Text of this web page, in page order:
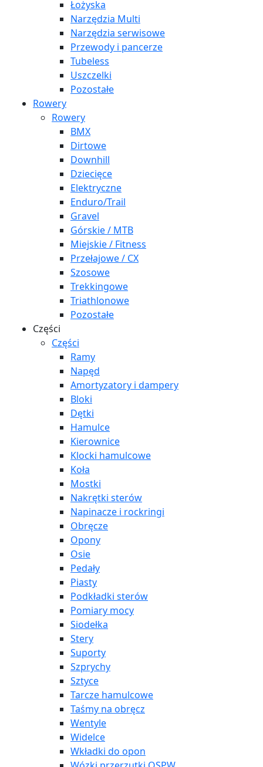
Łożyska
Narzędzia Multi
Narzędzia serwisowe
Przewody i pancerze
Tubeless
Uszczelki
Pozostałe
Rowery
Rowery
BMX
Dirtowe
Downhill
Dziecięce
Elektryczne
Enduro/Trail
Gravel
Górskie / MTB
Miejskie / Fitness
Przełajowe / CX
Szosowe
Trekkingowe
Triathlonowe
Pozostałe
Części
Części
Ramy
Napęd
Amortyzatory i dampery
Bloki
Dętki
Hamulce
Kierownice
Klocki hamulcowe
Koła
Mostki
Nakrętki sterów
Napinacze i rockringi
Obręcze
Opony
Osie
Pedały
Piasty
Podkładki sterów
Pomiary mocy
Siodełka
Stery
Suporty
Szprychy
Sztyce
Tarcze hamulcowe
Taśmy na obręcz
Wentyle
Widelce
Wkładki do opon